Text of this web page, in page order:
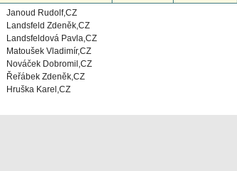
Janoud Rudolf,CZ
Landsfeld Zdeněk,CZ
Landsfeldová Pavla,CZ
Matoušek Vladimír,CZ
Nováček Dobromil,CZ
Řeřábek Zdeněk,CZ
Hruška Karel,CZ